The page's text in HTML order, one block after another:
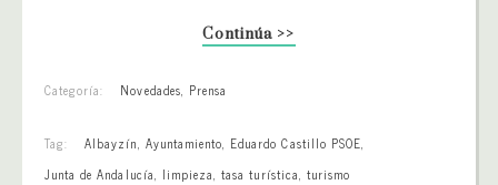
Continúa >>
Categoría: Novedades, Prensa
Tag: Albayzín, Ayuntamiento, Eduardo Castillo PSOE,
Junta de Andalucía, limpieza,tasa turística, turismo